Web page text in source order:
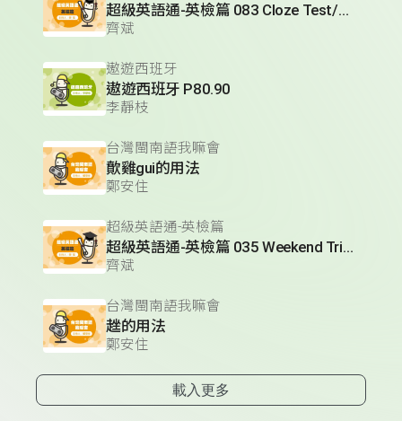
超級英語通-英檢篇 083 Cloze Test/段落填空-13
齊斌
遨遊西班牙
遨遊西班牙 P80.90
李靜枝
台灣閩南語我嘛會
歕雞gui的用法
鄭安住
超級英語通-英檢篇
超級英語通-英檢篇 035 Weekend Trip- 週末旅遊
齊斌
台灣閩南語我嘛會
趖的用法
鄭安住
載入更多